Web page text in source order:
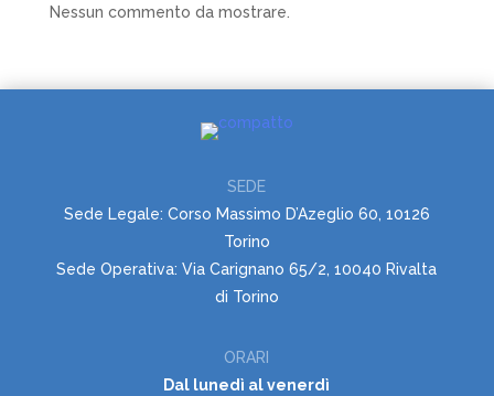
Nessun commento da mostrare.
SEDE
Sede Legale: Corso Massimo D’Azeglio 60, 10126
Torino
Sede Operativa: Via Carignano 65/2, 10040 Rivalta
di Torino
ORARI
Dal lunedì al venerdì